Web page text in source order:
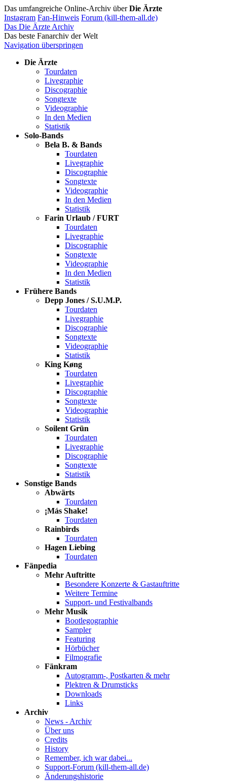
Das umfangreiche Online-Archiv überDie Ärzte
Instagram Fan-Hinweis Forum (kill-them-all.de)
Das Die Ärzte Archiv
Das beste Fanarchiv der Welt
Navigation überspringen
Die Ärzte
Tourdaten
Livegraphie
Discographie
Songtexte
Videographie
In den Medien
Statistik
Solo-Bands
Bela B. & Bands
Tourdaten
Livegraphie
Discographie
Songtexte
Videographie
In den Medien
Statistik
Farin Urlaub / FURT
Tourdaten
Livegraphie
Discographie
Songtexte
Videographie
In den Medien
Statistik
Frühere Bands
Depp Jones / S.U.M.P.
Tourdaten
Livegraphie
Discographie
Songtexte
Videographie
Statistik
King Køng
Tourdaten
Livegraphie
Discographie
Songtexte
Videographie
Statistik
Soilent Grün
Tourdaten
Livegraphie
Discographie
Songtexte
Statistik
Sonstige Bands
Abwärts
Tourdaten
¡Más Shake!
Tourdaten
Rainbirds
Tourdaten
Hagen Liebing
Tourdaten
Fänpedia
Mehr Auftritte
Besondere Konzerte & Gastauftritte
Weitere Termine
Support- und Festivalbands
Mehr Musik
Bootlegographie
Sampler
Featuring
Hörbücher
Filmografie
Fänkram
Autogramm-, Postkarten & mehr
Plektren & Drumsticks
Downloads
Links
Archiv
News - Archiv
Über uns
Credits
History
Remember, ich war dabei...
Support-Forum (kill-them-all.de)
Änderungshistorie